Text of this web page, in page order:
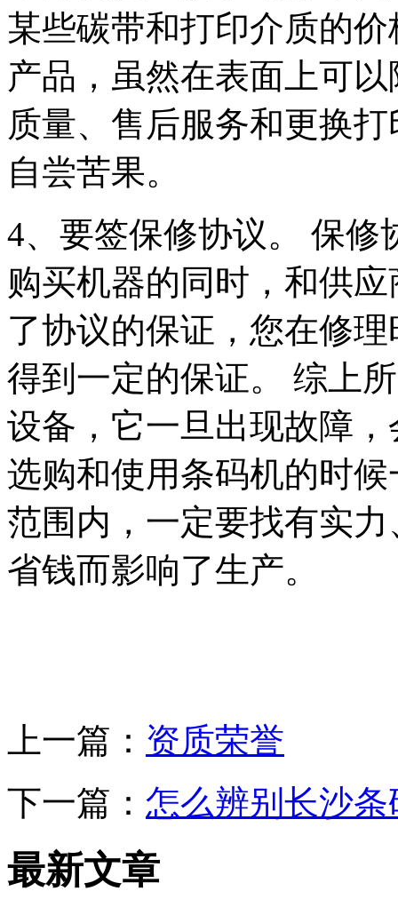
某些碳带和打印介质的
产品，虽然在表面上可
质量、售后服务和更换
自尝苦果。
4、要签保修协议。 保修
购买机器的同时，和供
了协议的保证，您在修
得到一定的保证。 综上
设备，它一旦出现故障
选购和使用条码机的时
范围内，一定要找有实
省钱而影响了生产。
上一篇： 资质荣誉
下一篇： 怎么辨别长沙
最新文章